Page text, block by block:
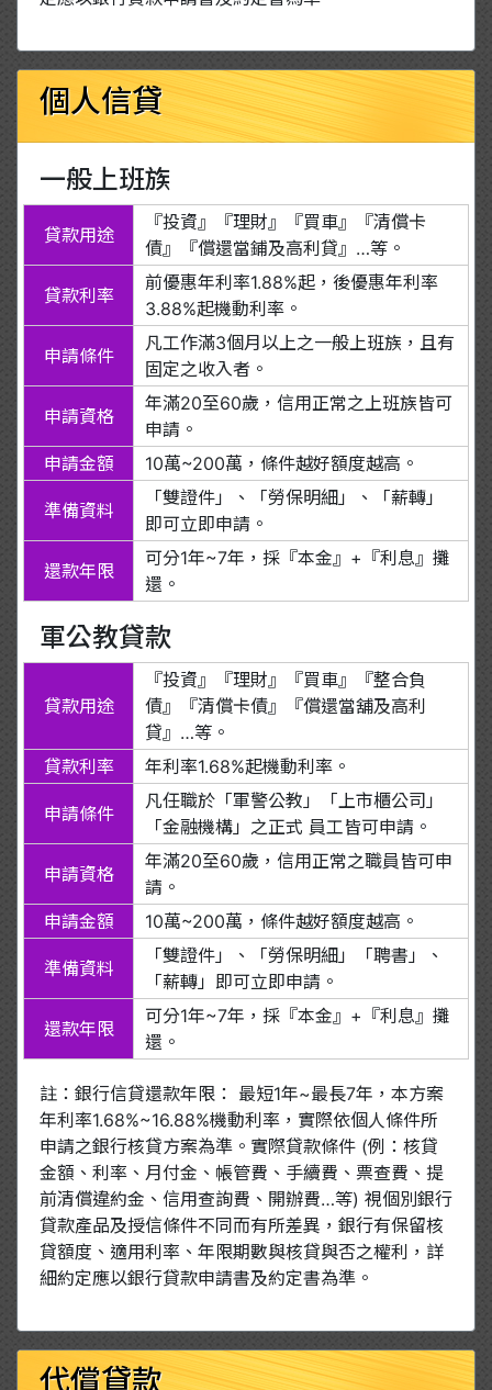
個人信貸
一般上班族
貸款用途
『投資』『理財』『買車』『清償卡
債』『償還當鋪及高利貸』…等。
貸款利率
前優惠年利率1.88%起，後優惠年利率
3.88%起機動利率。
申請條件
凡工作滿3個月以上之一般上班族，且有
固定之收入者。
申請資格
年滿20至60歲，信用正常之上班族皆可
申請。
申請金額
10萬~200萬，條件越好額度越高。
準備資料
「雙證件」、「勞保明細」、「薪轉」
即可立即申請。
還款年限
可分1年~7年，採『本金』+『利息』攤
還。
軍公教貸款
貸款用途
『投資』『理財』『買車』『整合負
債』『清償卡債』『償還當舖及高利
貸』…等。
貸款利率
年利率1.68%起機動利率。
申請條件
凡任職於「軍警公教」「上市櫃公司」
「金融機構」之正式 員工皆可申請。
申請資格
年滿20至60歲，信用正常之職員皆可申
請。
申請金額
10萬~200萬，條件越好額度越高。
準備資料
「雙證件」、「勞保明細」「聘書」、
「薪轉」即可立即申請。
還款年限
可分1年~7年，採『本金』+『利息』攤
還。
註：銀行信貸還款年限： 最短1年~最長7年，本方案
年利率1.68%~16.88%機動利率，實際依個人條件所
申請之銀行核貸方案為準。實際貸款條件 (例：核貸
金額、利率、月付金、帳管費、手續費、票查費、提
前清償違約金、信用查詢費、開辦費…等) 視個別銀行
貸款產品及授信條件不同而有所差異，銀行有保留核
貸額度、適用利率、年限期數與核貸與否之權利，詳
細約定應以銀行貸款申請書及約定書為準。
代償貸款